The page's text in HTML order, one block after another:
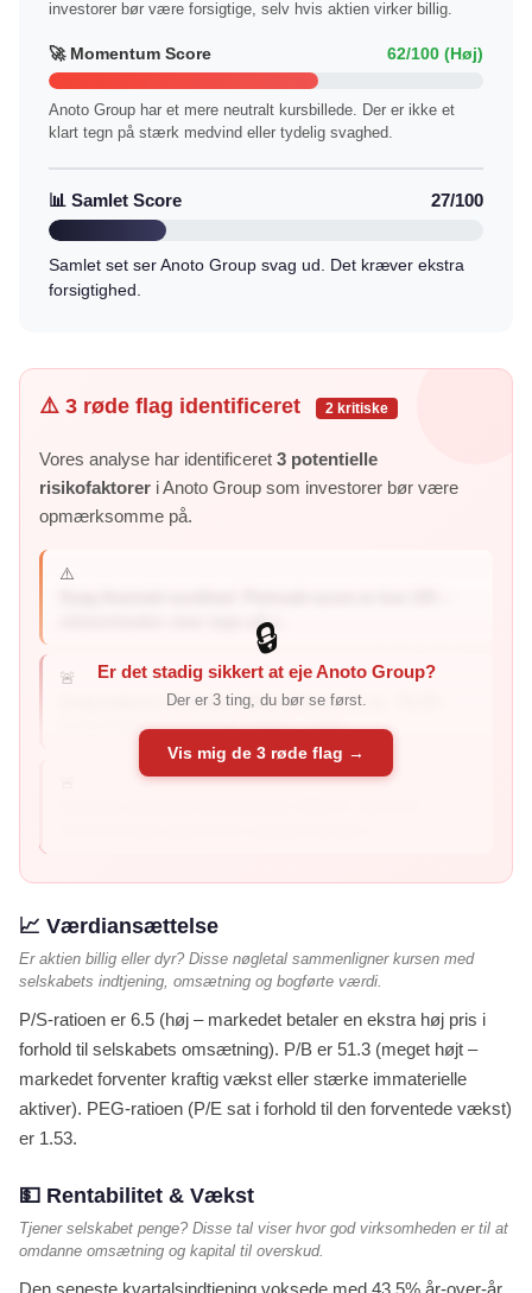
investorer bør være forsigtige, selv hvis aktien virker billig.
🚀 Momentum Score 62/100 (Høj)
Anoto Group har et mere neutralt kursbillede. Der er ikke et
klart tegn på stærk medvind eller tydelig svaghed.
📊 Samlet Score 27/100
Samlet set ser Anoto Group svag ud. Det kræver ekstra
forsigtighed.
⚠️ 3 røde flag identificeret 2 kritiske
Vores analyse har identificeret 3 potentielle
risikofaktorer i Anoto Group som investorer bør være
opmærksomme på.
⚠️
virksomheden viser tegn på s...
🚨
Svag balance (forhøjet risiko): Altman Z2 er -70.09
(svag balance er 1,1 og under) – bala...
🔒
Er det stadig sikkert at eje Anoto Group?
Der er 3 ting, du bør se først.
Vis mig de 3 røde flag →
📈 Værdiansættelse
Er aktien billig eller dyr? Disse nøgletal sammenligner kursen med
selskabets indtjening, omsætning og bogførte værdi.
P/S-ratioen er 6.5 (høj – markedet betaler en ekstra høj pris i
forhold til selskabets omsætning). P/B er 51.3 (meget højt –
markedet forventer kraftig vækst eller stærke immaterielle
aktiver). PEG-ratioen (P/E sat i forhold til den forventede vækst)
er 1.53.
💵 Rentabilitet & Vækst
Tjener selskabet penge? Disse tal viser hvor god virksomheden er til at
omdanne omsætning og kapital til overskud.
Den seneste kvartalsindtjening voksede med 43.5% år-over-år